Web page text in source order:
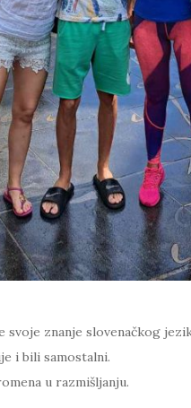
svoje znanje slovenačkog
i bili samostalni.
u razmišljanju.